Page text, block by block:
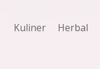
Kuliner Herbal